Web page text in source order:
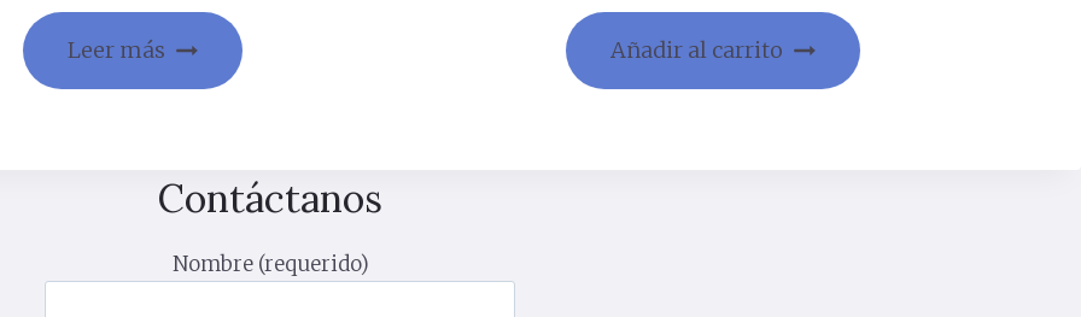
Leer más Añadir al carrito
Contáctanos
Nombre (requerido)